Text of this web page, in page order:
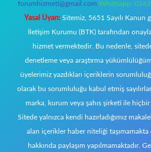
forumhizmeti@gmail.com Whatsapp:
Yasal Uyarı: Sitemiz, 5651 Sayılı Kanun
İletişim Kurumu (BTK) tarafından
hizmet vermektedir. Bu nedenle,
denetleme veya araştırma
üyelerimiz yazdıkları içeriklerin
olarak bu sorumluluğu kabul etmiş
marka, kurum veya şahıs şirketi ile hiçbir
Sitede yalnızca kendi hazırladığımız
alan içerikler haber niteliği
hakkında paylaşım yapılmamaktadır.